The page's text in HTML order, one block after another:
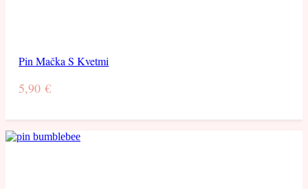
Pin Mačka S Kvetmi
5,90€